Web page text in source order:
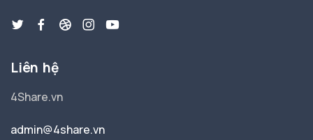
Liên hệ
4Share.vn
admin@4share.vn